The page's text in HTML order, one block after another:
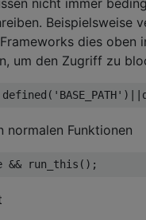
nicht immer
Beispielsweise
dies oben
um den Zugriff zu
normalen Funktionen